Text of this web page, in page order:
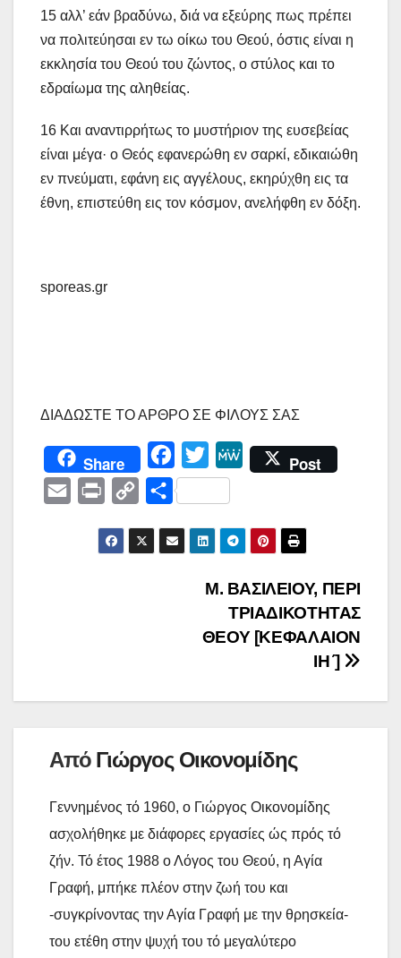
15 αλλ’ εάν βραδύνω, διά να εξεύρης πως πρέπει
να πολιτεύησαι εν τω οίκω του Θεού, όστις είναι η
εκκλησία του Θεού του ζώντος, ο στύλος και το
εδραίωμα της αληθείας.
16 Και αναντιρρήτως το μυστήριον της ευσεβείας
είναι μέγα· ο Θεός εφανερώθη εν σαρκί, εδικαιώθη
εν πνεύματι, εφάνη εις αγγέλους, εκηρύχθη εις τα
έθνη, επιστεύθη εις τον κόσμον, ανελήφθη εν δόξη.
sporeas.gr
ΔΙΑΔΩΣΤΕ ΤΟ ΑΡΘΡΟ ΣΕ ΦΙΛΟΥΣ ΣΑΣ
Share
a
c
e
w
i
e
M
e
Post
i
p
Μ
ι
ί
ε
Μ. ΒΑΣΙΛΕΙΟΥ, ΠΕΡΙ
ΤΡΙΑΔΙΚΟΤΗΤΑΣ
ΘΕΟΥ [ΚΕΦΑΛΑΙΟΝ
ΙΗʹ]
Από Γιώργος Οικονομίδης
Γεννημένος τό 1960, ο Γιώργος Οικονομίδης
ασχολήθηκε με διάφορες εργασίες ώς πρός τό
ζήν. Τό έτος 1988 ο Λόγος του Θεού, η Αγία
Γραφή, μπήκε πλέον στην ζωή του και
-συγκρίνοντας την Αγία Γραφή με την θρησκεία-
του ετέθη στην ψυχή του τό μεγαλύτερο